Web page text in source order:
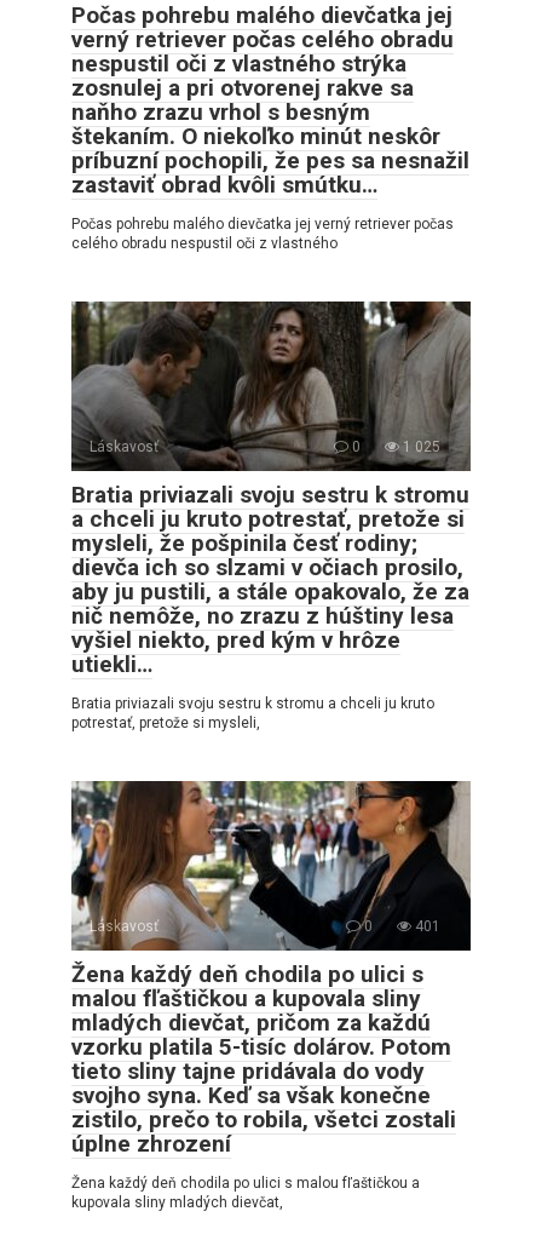
Počas pohrebu malého dievčatka jej
verný retriever počas celého obradu
nespustil oči z vlastného strýka
zosnulej a pri otvorenej rakve sa
naňho zrazu vrhol s besným
štekaním. O niekoľko minút neskôr
príbuzní pochopili, že pes sa nesnažil
zastaviť obrad kvôli smútku…
Počas pohrebu malého dievčatka jej verný retriever počas
celého obradu nespustil oči z vlastného
Láskavosť 0 1 025
Bratia priviazali svoju sestru k stromu
a chceli ju kruto potrestať, pretože si
mysleli, že pošpinila česť rodiny;
dievča ich so slzami v očiach prosilo,
aby ju pustili, a stále opakovalo, že za
nič nemôže, no zrazu z húštiny lesa
vyšiel niekto, pred kým v hrôze
utiekli…
Bratia priviazali svoju sestru k stromu a chceli ju kruto
potrestať, pretože si mysleli,
Láskavosť 0 401
Žena každý deň chodila po ulici s
malou fľaštičkou a kupovala sliny
mladých dievčat, pričom za každú
vzorku platila 5-tisíc dolárov. Potom
tieto sliny tajne pridávala do vody
svojho syna. Keď sa však konečne
zistilo, prečo to robila, všetci zostali
úplne zhrození
Žena každý deň chodila po ulici s malou fľaštičkou a
kupovala sliny mladých dievčat,